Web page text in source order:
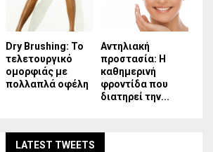
Dry Brushing: Το
τελετουργικό
ομορφιάς με
πολλαπλά οφέλη
Αντηλιακή
προστασία: Η
καθημερινή
φροντίδα που
διατηρεί την...
LATEST TWEETS